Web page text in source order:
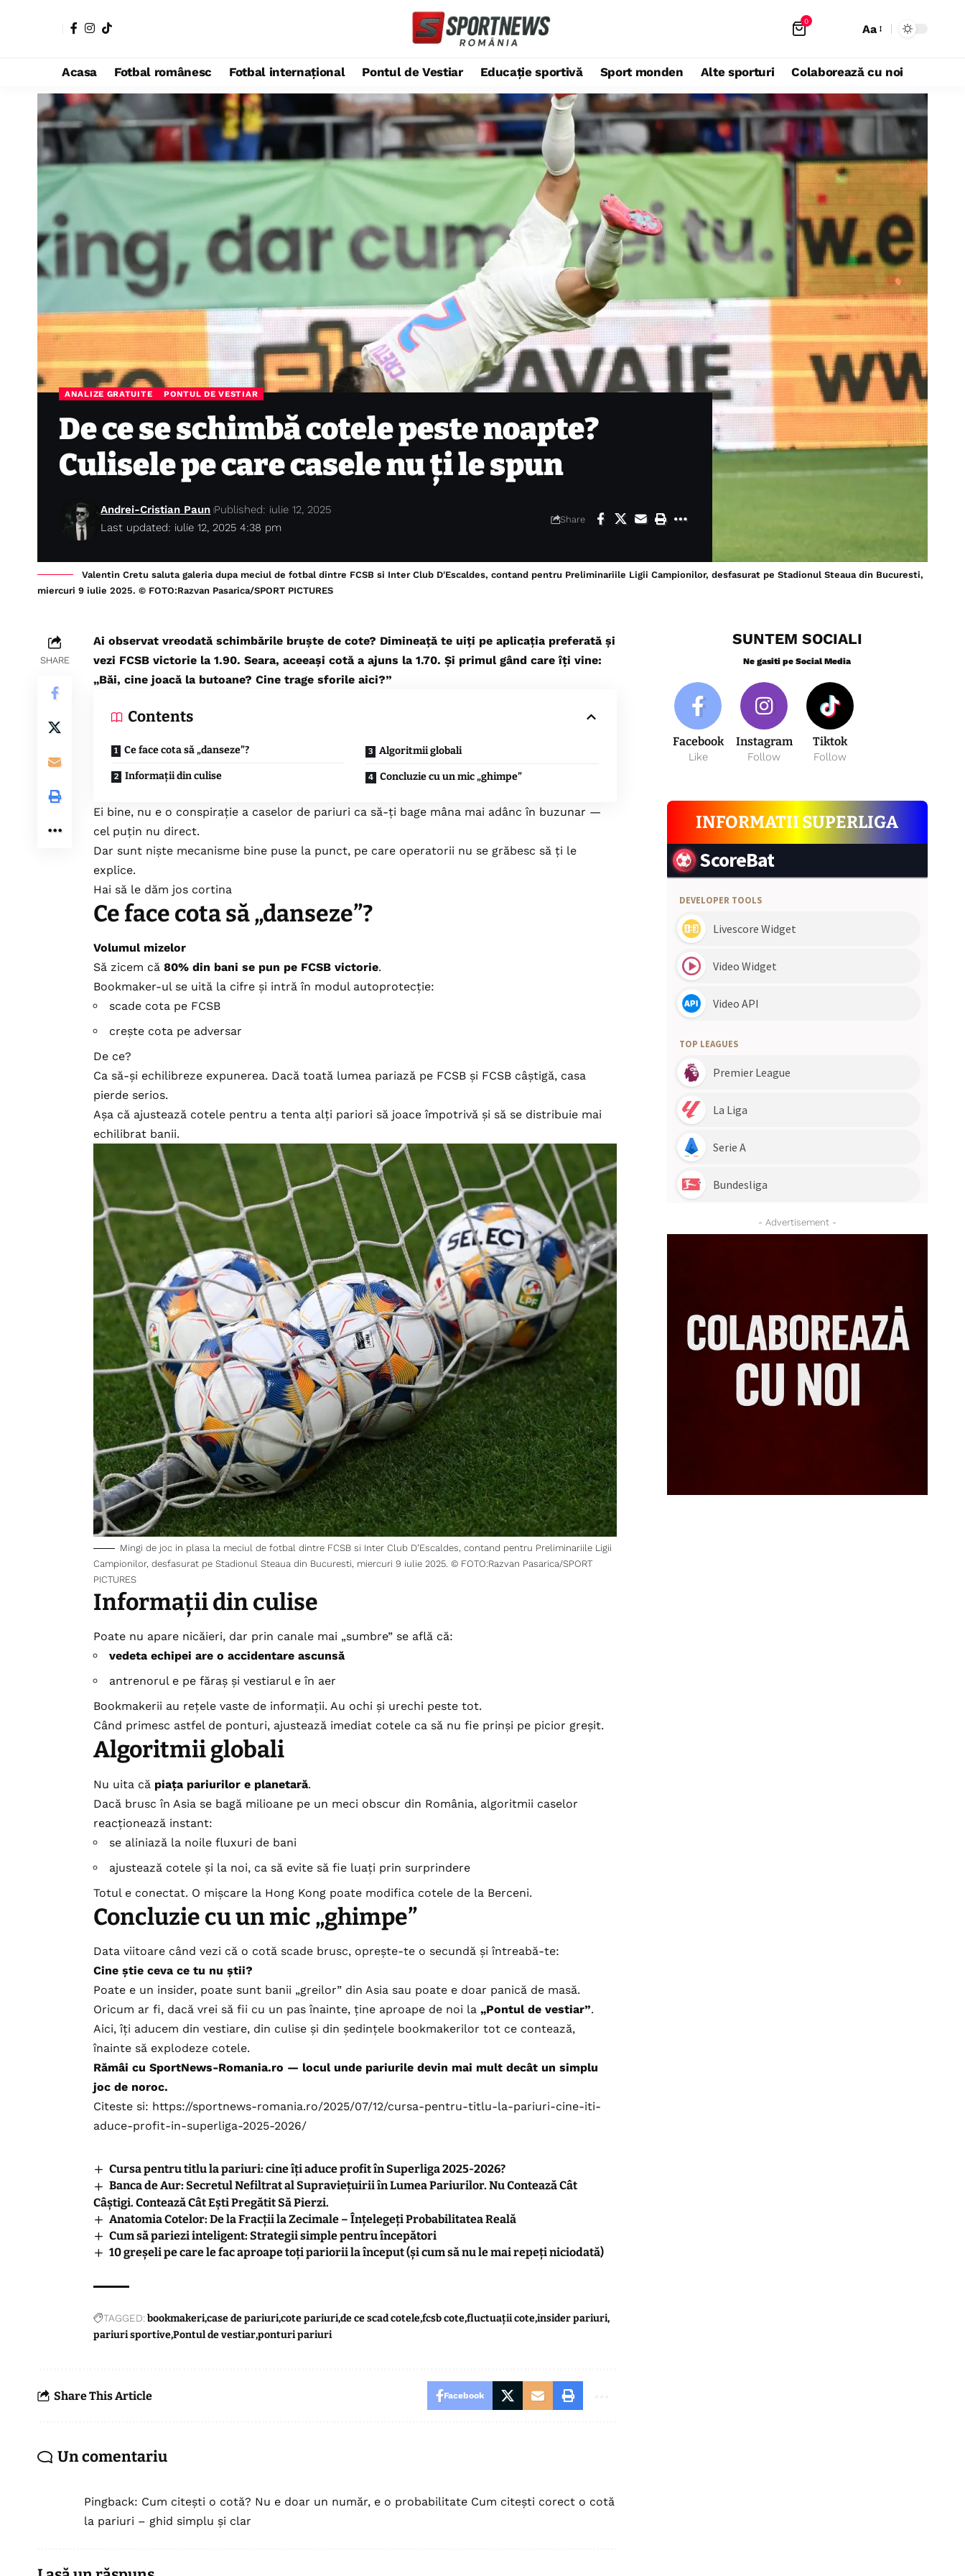
0
Aa
Acasa Fotbal românesc Fotbal internațional Pontul de Vestiar Educație sportivă Sport monden Alte sporturi Colaborează cu noi
ANALIZE GRATUITE PONTUL DE VESTIAR
De ce se schimbă cotele peste noapte?
Culisele pe care casele nu ți le spun
Last updated: iulie 12, 2025 4:38 pm
Andrei-Cristian Paun Published: iulie 12, 2025
Share
Valentin Cretu saluta galeria dupa meciul de fotbal dintre FCSB si Inter Club D'Escaldes, contand pentru Preliminariile Ligii Campionilor, desfasurat pe Stadionul Steaua din Bucuresti,
miercuri 9 iulie 2025. © FOTO:Razvan Pasarica/SPORT PICTURES
SHARE
Ai observat vreodată schimbările bruște de cote? Dimineață te uiți pe aplicația preferată și
vezi FCSB victorie la 1.90. Seara, aceeași cotă a ajuns la 1.70. Și primul gând care îți vine:
„Băi, cine joacă la butoane? Cine trage sforile aici?”
Contents
Ce face cota să „danseze”?
Informații din culise
Algoritmii globali
Concluzie cu un mic „ghimpe”
Ei bine, nu e o conspirație a caselor de pariuri ca să-ți bage mâna mai adânc în buzunar —
cel puțin nu direct.
Dar sunt niște mecanisme bine puse la punct, pe care operatorii nu se grăbesc să ți le
explice.
Hai să le dăm jos cortina
Ce face cota să „danseze”?
Volumul mizelor
Să zicem că 80% din bani se pun pe FCSB victorie.
Bookmaker-ul se uită la cifre și intră în modul autoprotecție:
scade cota pe FCSB
crește cota pe adversar
De ce?
Ca să-și echilibreze expunerea. Dacă toată lumea pariază pe FCSB și FCSB câștigă, casa
pierde serios.
Așa că ajustează cotele pentru a tenta alți pariori să joace împotrivă și să se distribuie mai
echilibrat banii.
Mingi de joc in plasa la meciul de fotbal dintre FCSB si Inter Club D’Escaldes, contand pentru Preliminariile Ligii
Campionilor, desfasurat pe Stadionul Steaua din Bucuresti, miercuri 9 iulie 2025. © FOTO:Razvan Pasarica/SPORT
PICTURES
Informații din culise
Poate nu apare nicăieri, dar prin canale mai „sumbre” se află că:
vedeta echipei are o accidentare ascunsă
antrenorul e pe făraș și vestiarul e în aer
Bookmakerii au rețele vaste de informații. Au ochi și urechi peste tot.
Când primesc astfel de ponturi, ajustează imediat cotele ca să nu fie prinși pe picior greșit.
Algoritmii globali
Nu uita că piața pariurilor e planetară.
Dacă brusc în Asia se bagă milioane pe un meci obscur din România, algoritmii caselor
reacționează instant:
se aliniază la noile fluxuri de bani
ajustează cotele și la noi, ca să evite să fie luați prin surprindere
Totul e conectat. O mișcare la Hong Kong poate modifica cotele de la Berceni.
Concluzie cu un mic „ghimpe”
Data viitoare când vezi că o cotă scade brusc, oprește-te o secundă și întreabă-te:
Cine știe ceva ce tu nu știi?
Poate e un insider, poate sunt banii „greilor” din Asia sau poate e doar panică de masă.
Oricum ar fi, dacă vrei să fii cu un pas înainte, ține aproape de noi la „Pontul de vestiar”.
Aici, îți aducem din vestiare, din culise și din ședințele bookmakerilor tot ce contează,
înainte să explodeze cotele.
Rămâi cu SportNews-Romania.ro — locul unde pariurile devin mai mult decât un simplu
joc de noroc.
Citeste si: https://sportnews-romania.ro/2025/07/12/cursa-pentru-titlu-la-pariuri-cine-iti-
aduce-profit-in-superliga-2025-2026/
Cursa pentru titlu la pariuri: cine îți aduce profit în Superliga 2025-2026?
Banca de Aur: Secretul Nefiltrat al Supraviețuirii în Lumea Pariurilor. Nu Contează Cât
Câștigi. Contează Cât Ești Pregătit Să Pierzi.
Anatomia Cotelor: De la Fracții la Zecimale – Înțelegeți Probabilitatea Reală
Cum să pariezi inteligent: Strategii simple pentru începători
10 greșeli pe care le fac aproape toți pariorii la început (și cum să nu le mai repeți niciodată)
TAGGED:bookmakericase de pariuricote pariuride ce scad cotelefcsb cotefluctuații coteinsider pariuri
pariuri sportivePontul de vestiarponturi pariuri
Share This Article Facebook
Un comentariu
Pingback: Cum citești o cotă? Nu e doar un număr, e o probabilitate Cum citești corect o cotă
la pariuri – ghid simplu și clar
SUNTEM SOCIALI
Ne gasiti pe Social Media
Facebook
Like
Instagram
Follow
Tiktok
Follow
INFORMATII SUPERLIGA
- Advertisement -